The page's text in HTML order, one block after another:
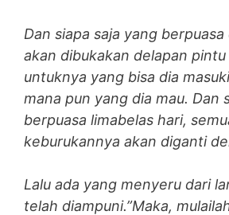
Dan siapa saja yang
akan dibukakan delapan pintu
untuknya yang bisa dia
mana pun yang dia mau. Dan
berpuasa limabelas hari,
keburukannya akan diganti
Lalu ada yang menyeru dari
telah diampuni.”Maka,